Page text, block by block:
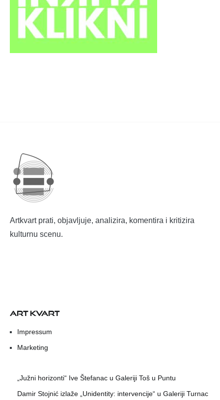
Artkvart prati, objavljuje, analizira, komentira i kritizira
kulturnu scenu.
ART KVART
Impressum
Marketing
„Južni horizonti“ Ive Štefanac u Galeriji Toš u Puntu
Damir Stojnić izlaže „Unidentity: intervencije“ u Galeriji Turnac